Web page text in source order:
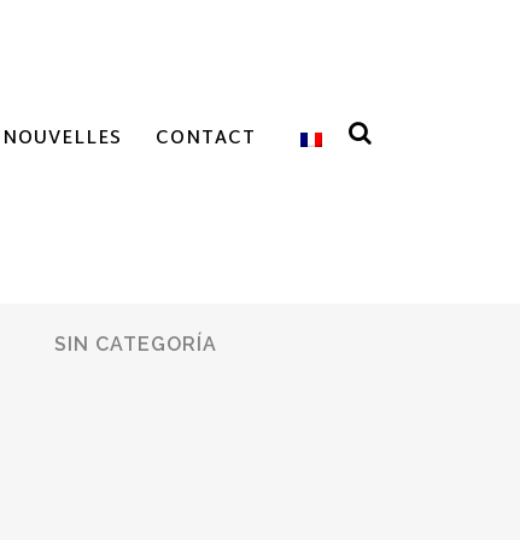
NOUVELLES CONTACT
SIN CATEGORÍA